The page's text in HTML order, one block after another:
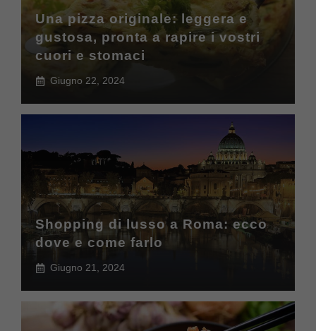
Una pizza originale: leggera e
gustosa, pronta a rapire i vostri
cuori e stomaci
Giugno 22, 2024
Shopping di lusso a Roma: ecco
dove e come farlo
Giugno 21, 2024